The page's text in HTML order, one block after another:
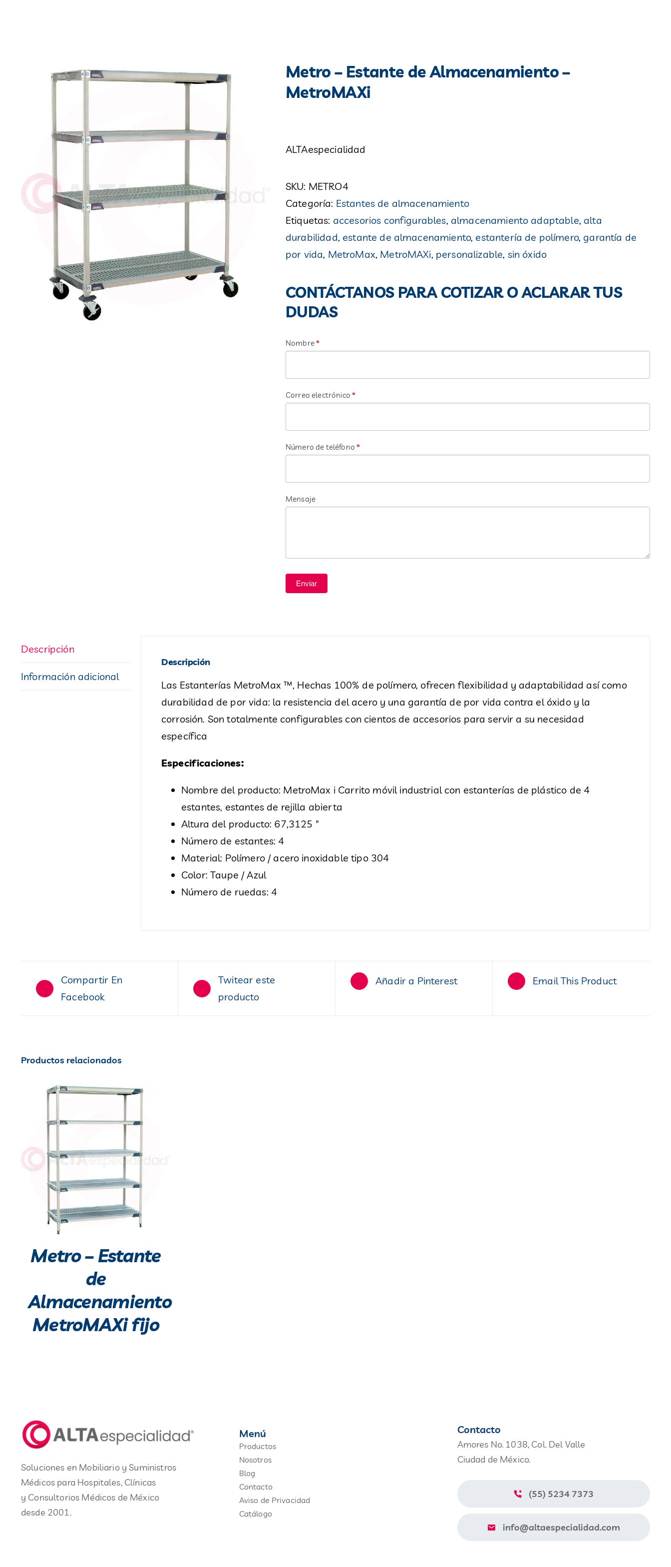
Metro – Estante de Almacenamiento –
MetroMAXi
ALTAespecialidad
SKU: METRO4
Categoría: Estantes de almacenamiento
Etiquetas: accesorios configurables, almacenamiento adaptable, alta
durabilidad, estante de almacenamiento, estantería de polímero, garantía de
por vida, MetroMax, MetroMAXi, personalizable, sin óxido
PARA
COTIZAR
O
ACLARAR
TUS
CONTÁCTANOS PARA COTIZAR O ACLARAR TUS
DUDAS
Nombre*
Correo electrónico*
Número de teléfono*
Mensaje
Si
humano,
deja
campo
en
Enviar
Descripción
Información adicional
Descripción
Las Estanterías MetroMax ™, Hechas 100% de polímero, ofrecen flexibilidad y adaptabilidad así como
durabilidad de por vida: la resistencia del acero y una garantía de por vida contra el óxido y la
corrosión. Son totalmente configurables con cientos de accesorios para servir a su necesidad
específica
Especificaciones:
Nombre del producto: MetroMax i Carrito móvil industrial con estanterías de plástico de 4
estantes, estantes de rejilla abierta
Altura del producto: 67,3125 ″
Número de estantes: 4
Material: Polímero / acero inoxidable tipo 304
Color: Taupe / Azul
Número de ruedas: 4
Compartir En
Facebook
Twitear este
producto
Añadir a Pinterest Email This Product
Productos relacionados
Metro – Estante
de
Almacenamiento
MetroMAXi fijo
Soluciones en Mobiliario y Suministros
Médicos para Hospitales, Clínicas
y Consultorios Médicos de México
desde 2001.
Menú
Productos
Nosotros
Blog
Contacto
Aviso de Privacidad
Catálogo
Contacto
Amores No. 1038, Col. Del Valle
Ciudad de México.
(55) 5234 7373
info@altaespecialidad.com